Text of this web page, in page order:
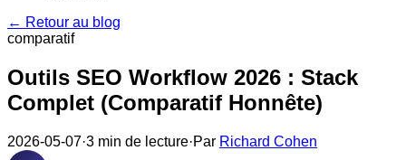
← Retour au blog
comparatif
Outils SEO Workflow 2026 : Stack
Complet (Comparatif Honnête)
2026-05-07·3 min de lecture·Par Richard Cohen